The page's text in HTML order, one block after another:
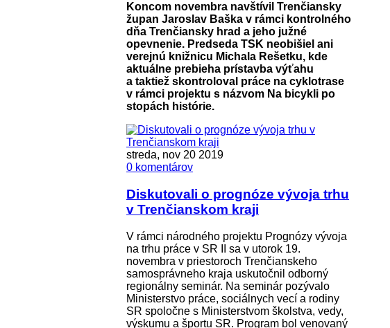
Koncom novembra navštívil Trenčiansky
župan Jaroslav Baška v rámci kontrolného
dňa Trenčiansky hrad a jeho južné
opevnenie. Predseda TSK neobišiel ani
verejnú knižnicu Michala Rešetku, kde
aktuálne prebieha prístavba výťahu
a taktiež skontroloval práce na cyklotrase
v rámci projektu s názvom Na bicykli po
stopách histórie.
streda, nov 20 2019
0 komentárov
Diskutovali o prognóze vývoja trhu
v Trenčianskom kraji
V rámci národného projektu Prognózy vývoja
na trhu práce v SR II sa v utorok 19.
novembra v priestoroch Trenčianskeho
samosprávneho kraja uskutočnil odborný
regionálny seminár. Na seminár pozývalo
Ministerstvo práce, sociálnych vecí a rodiny
SR spoločne s Ministerstvom školstva, vedy,
výskumu a športu SR. Program bol venovaný